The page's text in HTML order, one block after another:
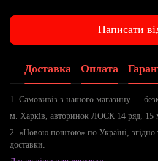
Написати
Доставка Оплата
1. Самовивіз з нашого магазину —
м. Харків, авторинок ЛОСК 14 ряд, 15
2. «Новою поштою» по Україні, згідно
доставки.